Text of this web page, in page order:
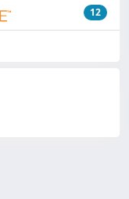
12